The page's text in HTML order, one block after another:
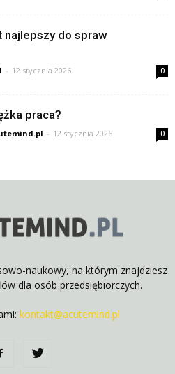
najlepszy do spraw
- 12 stycznia 2026 0
praca?
- 12 stycznia 2026 0
naukowy, na którym znajdziesz
dla osób przedsiębiorczych.
kontakt@acutemind.pl